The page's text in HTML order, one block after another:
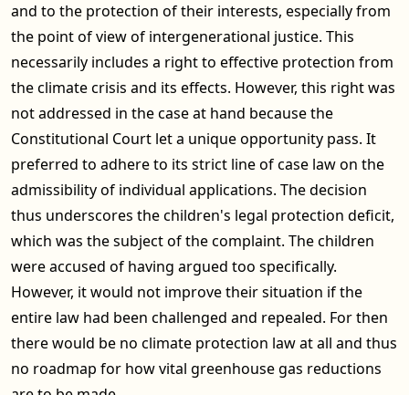
and to the protection of their interests, especially from
the point of view of intergenerational justice. This
necessarily includes a right to effective protection from
the climate crisis and its effects. However, this right was
not addressed in the case at hand because the
Constitutional Court let a unique opportunity pass. It
preferred to adhere to its strict line of case law on the
admissibility of individual applications. The decision
thus underscores the children's legal protection deficit,
which was the subject of the complaint. The children
were accused of having argued too specifically.
However, it would not improve their situation if the
entire law had been challenged and repealed. For then
there would be no climate protection law at all and thus
no roadmap for how vital greenhouse gas reductions